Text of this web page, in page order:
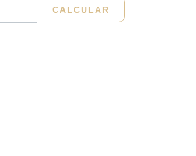
CALCULAR